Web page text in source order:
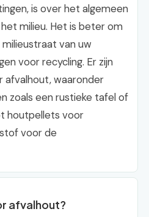
is over het algemeen
milieu. Het is beter om
van uw
voor recycling. Er zijn
afvalhout, waaronder
zoals een rustieke tafel of
houtpellets voor
voor de
afvalhout?